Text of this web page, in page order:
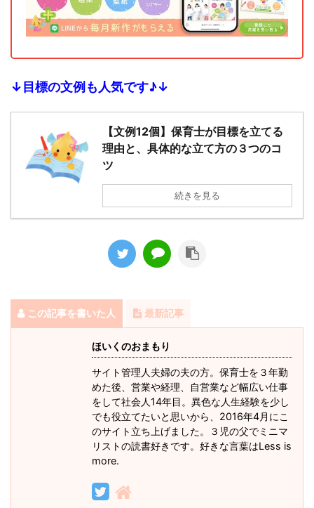
↓目標の文例も人気です♪↓
【文例12個】保育士が目標を立てる
理由と、具体的な立て方の３つのコ
ツ
続きを見る
この記事を書いた人 最新記事
ほいくのおまもり
サイト管理人夫婦の夫の方。保育士を３年勤
めた後、営業や経理、自営業など幅広い仕事
をして社会人14年目。異色な人生経験を少し
でも役立てたいと思いから、2016年4月にこ
のサイト立ち上げました。３児の父でミニマ
リストの読書好きです。好きな言葉はLess is
more.